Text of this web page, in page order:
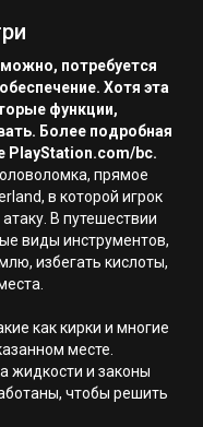
потребуется
Хотя эта
функции,
Более подробная
PlayStation.com/bc.
прямое
в которой игрок
В путешествии
виды инструментов,
избегать кислоты,
как кирки и многие
месте.
жидкости и законы
чтобы решить